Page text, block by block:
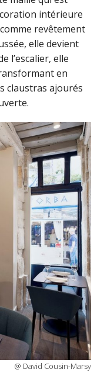
intérieure
revêtement
elle devient
l’escalier, elle
en
claustras ajourés
@ David Cousin-Marsy